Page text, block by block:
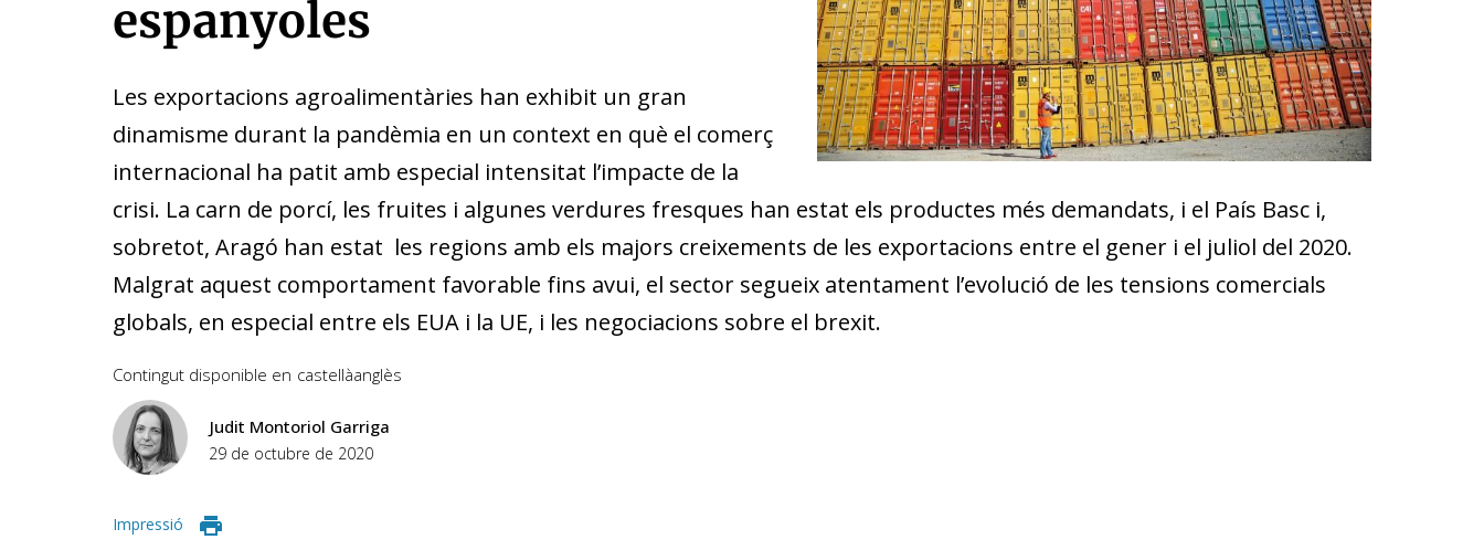
espanyoles
Les exportacions agroalimentàries han exhibit un gran
dinamisme durant la pandèmia en un context en què el comerç
internacional ha patit amb especial intensitat l’impacte de la
crisi. La carn de porcí, les fruites i algunes verdures fresques han estat els productes més demandats, i el País Basc i,
sobretot, Aragó han estat les regions amb els majors creixements de les exportacions entre el gener i el juliol del 2020.
Malgrat aquest comportament favorable fins avui, el sector segueix atentament l’evolució de les tensions comercials
globals, en especial entre els EUA i la UE, i les negociacions sobre el brexit.
Contingut disponible en castellàanglès
Judit Montoriol Garriga
29 de octubre de 2020
Impressió